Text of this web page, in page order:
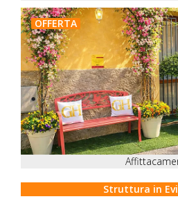
OFFERTA
Struttura in